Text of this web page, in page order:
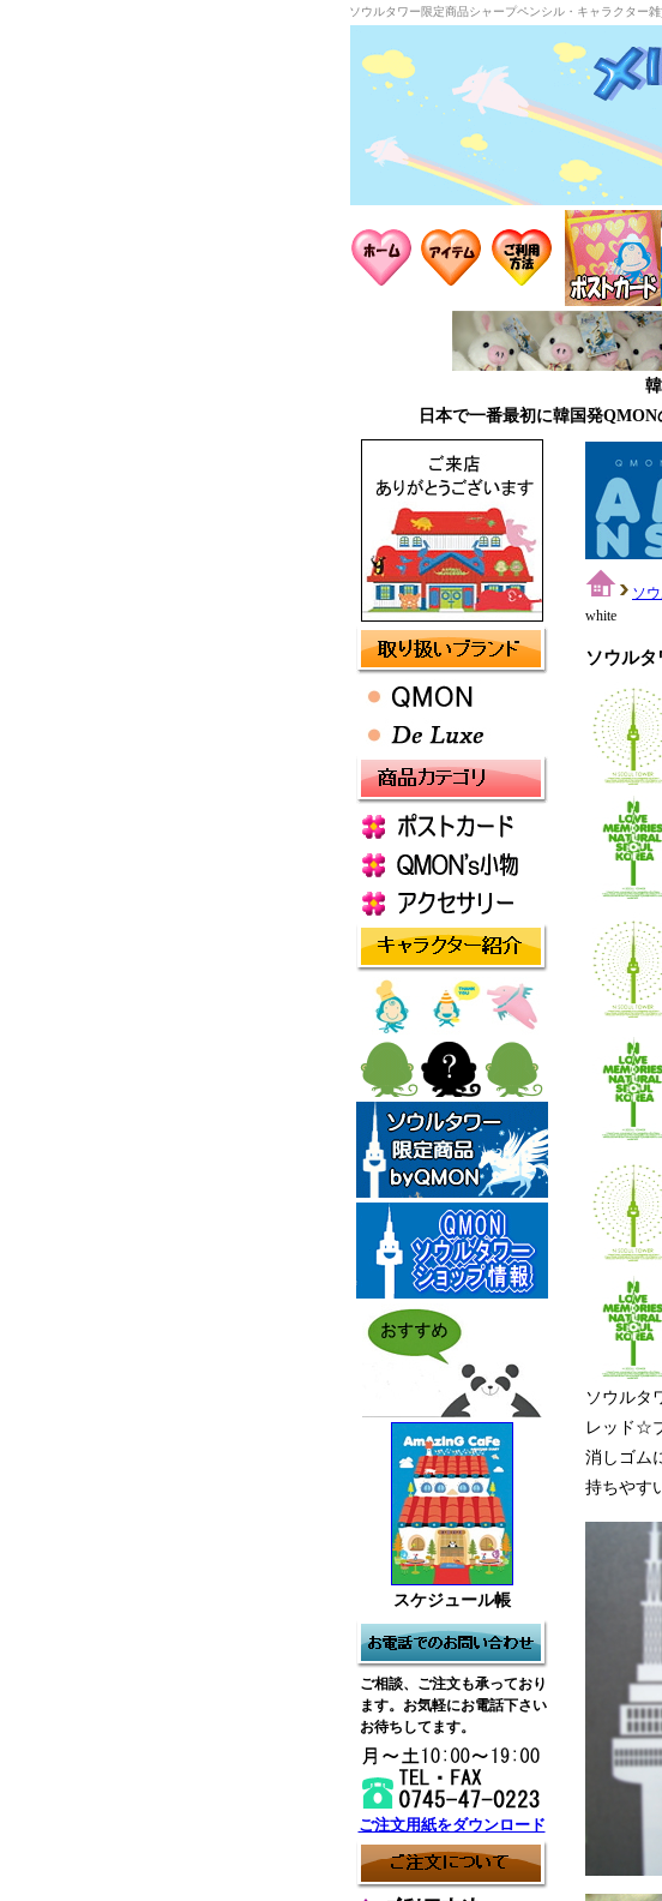
ソウルタワー限定商品シャープペンシル・キャラクター
日本で一番最初に韓国発
スケジュール帳
ご相談、ご注文も承っており
ます。お気軽にお電話下さい
お待ちしてます。
ご注文用紙をダウンロード
ソ
white
ソウル
ソウルタ
レッド☆
消しゴム
持ちやす